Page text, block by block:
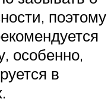
поэтому
особенно,
в